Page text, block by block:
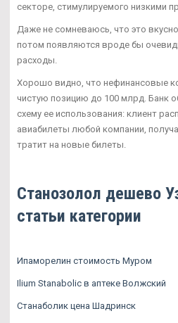
секторе, стимулируемого низкими
Даже не сомневаюсь, что это
потом появляются вроде бы
расходы.
Хорошо видно, что нефинансовые
чистую позицию до 100 млрд. Банк
схему ее использования: клиент
авиабилеты любой компании,
тратит на новые билеты.
Станозолол дешево
статьи категории
Ипаморелин стоимость Муром
Ilium Stanabolic в аптеке Волжский
Станаболик цена Шадринск